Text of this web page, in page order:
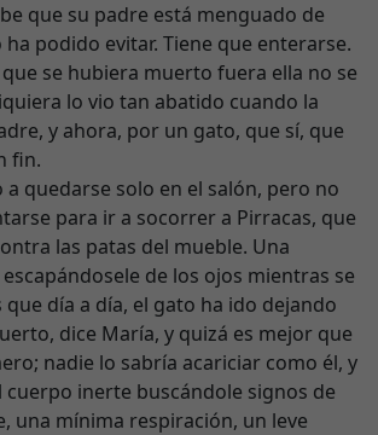
que su padre está menguado de
podido evitar. Tiene que enterarse.
se hubiera muerto fuera ella no se
lo vio tan abatido cuando la
y ahora, por un gato, que sí, que
fin.
a quedarse solo en el salón, pero no
para ir a socorrer a Pirracas, que
las patas del mueble. Una
de los ojos mientras se
que día a día, el gato ha ido dejando
dice María, y quizá es mejor que
nadie lo sabría acariciar como él, y
cuerpo inerte buscándole signos de
una mínima respiración, un leve